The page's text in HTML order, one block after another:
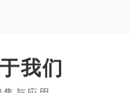
我们